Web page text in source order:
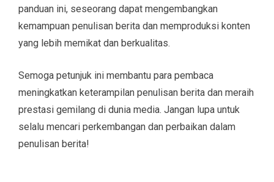
panduan ini, seseorang dapat mengembangkan
kemampuan penulisan berita dan memproduksi konten
yang lebih memikat dan berkualitas.
Semoga petunjuk ini membantu para pembaca
meningkatkan keterampilan penulisan berita dan meraih
prestasi gemilang di dunia media. Jangan lupa untuk
selalu mencari perkembangan dan perbaikan dalam
penulisan berita!